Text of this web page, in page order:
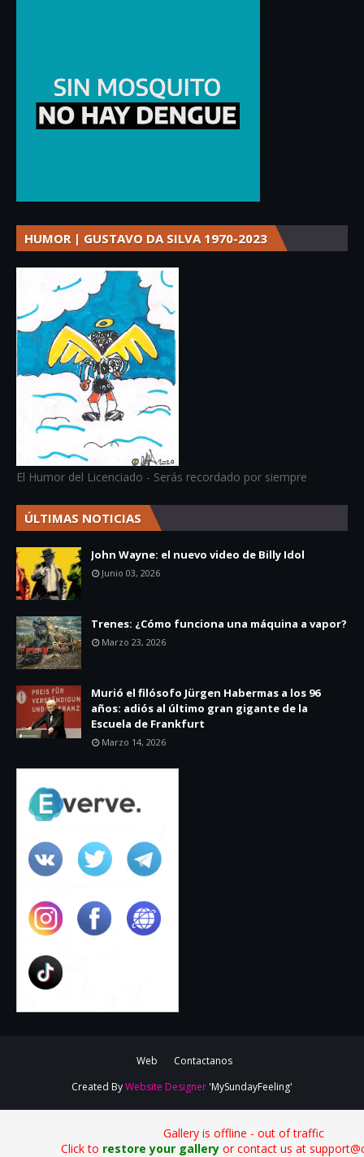
HUMOR | GUSTAVO DA SILVA 1970-2023
El Humor del Licenciado - Serás recordado por siempre
ÚLTIMAS NOTICIAS
John Wayne: el nuevo video de Billy Idol
Junio 03, 2026
Trenes: ¿Cómo funciona una máquina a vapor?
Marzo 23, 2026
Murió el filósofo Jürgen Habermas a los 96
años: adiós al último gran gigante de la
Escuela de Frankfurt
Marzo 14, 2026
Web
Contactanos
Created ByWebsite Designer 'MySundayFeeling'
Gallery is offline - out of traffic
Click to restore your galleryor contact us at